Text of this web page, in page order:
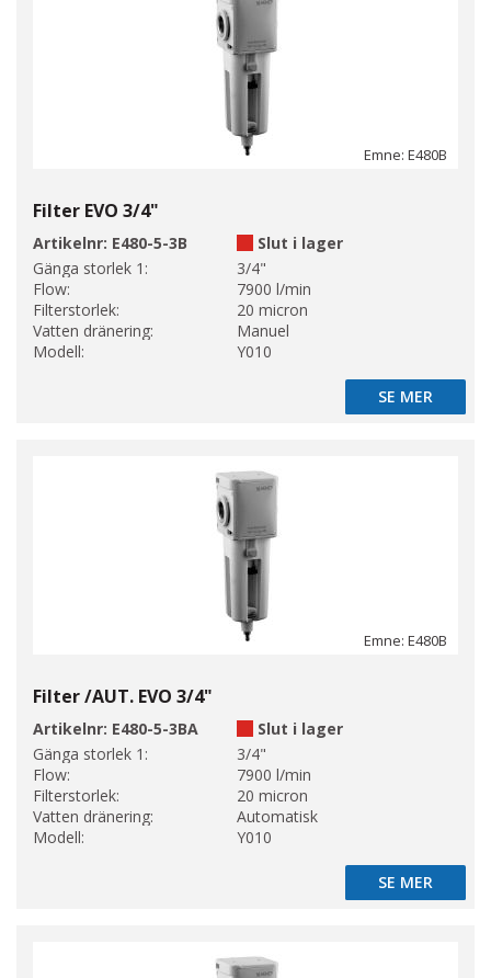
Emne: E480B
Filter EVO 3/4"
Artikelnr: E480-5-3B
Slut i lager
Gänga storlek 1:
3/4"
Flow:
7900 l/min
Filterstorlek:
20 micron
Vatten dränering:
Manuel
Modell:
Y010
SE MER
SE MER
Emne: E480B
Filter /AUT. EVO 3/4"
Artikelnr: E480-5-3BA
Slut i lager
Gänga storlek 1:
3/4"
Flow:
7900 l/min
Filterstorlek:
20 micron
Vatten dränering:
Automatisk
Modell:
Y010
SE MER
SE MER